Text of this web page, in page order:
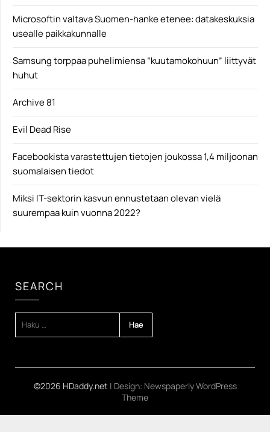
Microsoftin valtava Suomen-hanke etenee: datakeskuksia
usealle paikkakunnalle
Samsung torppaa puhelimiensa ”kuutamokohuun” liittyvät
huhut
Archive 81
Evil Dead Rise
Facebookista varastettujen tietojen joukossa 1,4 miljoonan
suomalaisen tiedot
Miksi IT-sektorin kasvun ennustetaan olevan vielä
suurempaa kuin vuonna 2022?
SEARCH
©2026 HDaddy.net | Design: Newspaperly WordPress
Theme